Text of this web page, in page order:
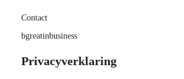
Contact
bgreatinbusiness
Privacyverklaring